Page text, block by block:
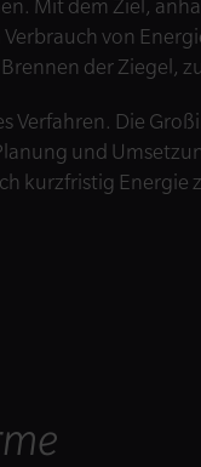
Mit dem Ziel,
von
der Ziegel,
Verfahren. Die
und
kurzfristig Energie